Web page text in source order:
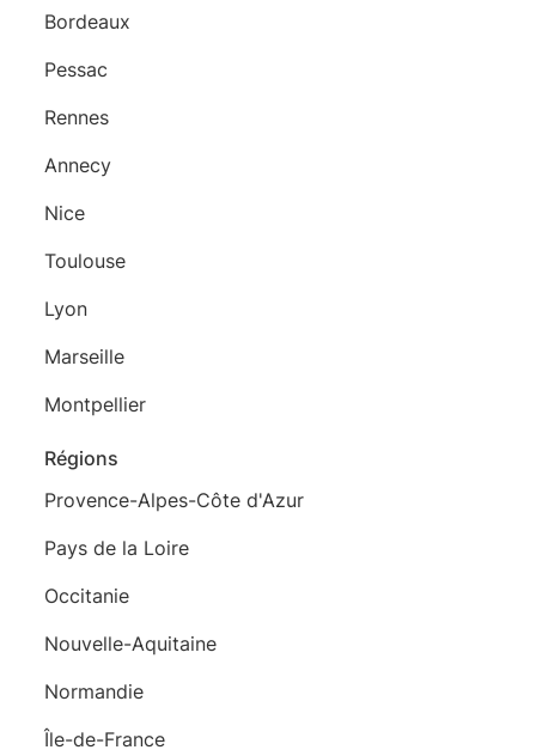
Bordeaux
Pessac
Rennes
Annecy
Nice
Toulouse
Lyon
Marseille
Montpellier
Régions
Provence-Alpes-Côte d'Azur
Pays de la Loire
Occitanie
Nouvelle-Aquitaine
Normandie
Île-de-France